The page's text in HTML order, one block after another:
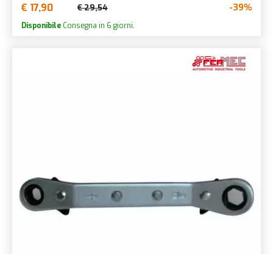
€ 17,90 € 29,54 -39%
Disponibile Consegna in 6 giorni.